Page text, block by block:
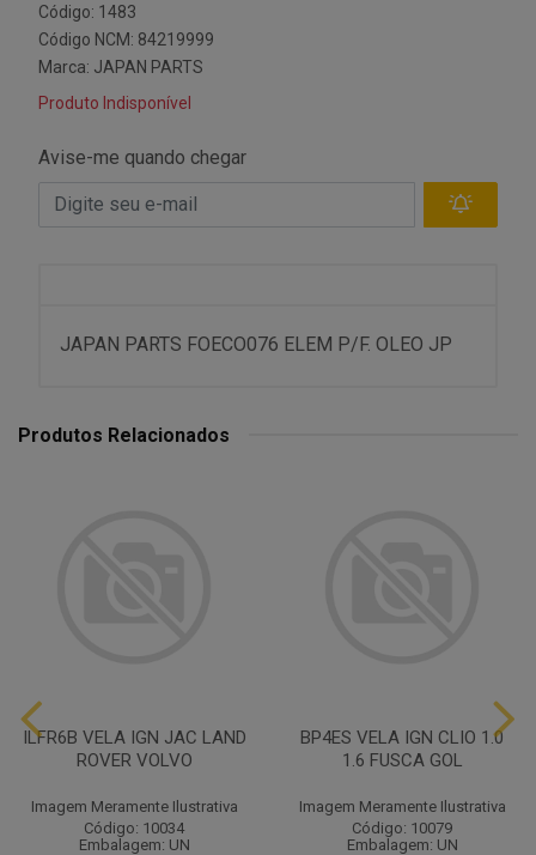
Código: 1483
Código NCM: 84219999
Marca: JAPAN PARTS
Produto Indisponível
Avise-me quando chegar
JAPAN PARTS FOECO076 ELEM P/F. OLEO JP
Produtos Relacionados
ILFR6B VELA IGN JAC LAND
ROVER VOLVO
Imagem Meramente Ilustrativa
Código: 10034
Embalagem: UN
BP4ES VELA IGN CLIO 1.0
1.6 FUSCA GOL
Imagem Meramente Ilustrativa
Código: 10079
Embalagem: UN